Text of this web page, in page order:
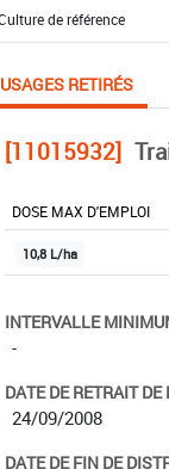
USAGES RETIRÉS
[11015932]
DOSE MAX D'EMPLOI
10,8 L/ha
INTERVALLE
-
DATE DE RETRAIT DE
24/09/2008
DATE DE FIN DE